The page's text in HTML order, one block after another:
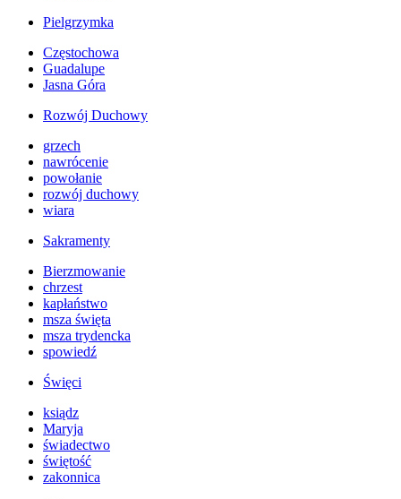
Pielgrzymka
Częstochowa
Guadalupe
Jasna Góra
Rozwój Duchowy
grzech
nawrócenie
powołanie
rozwój duchowy
wiara
Sakramenty
Bierzmowanie
chrzest
kapłaństwo
msza święta
msza trydencka
spowiedź
Święci
ksiądz
Maryja
świadectwo
świętość
zakonnica